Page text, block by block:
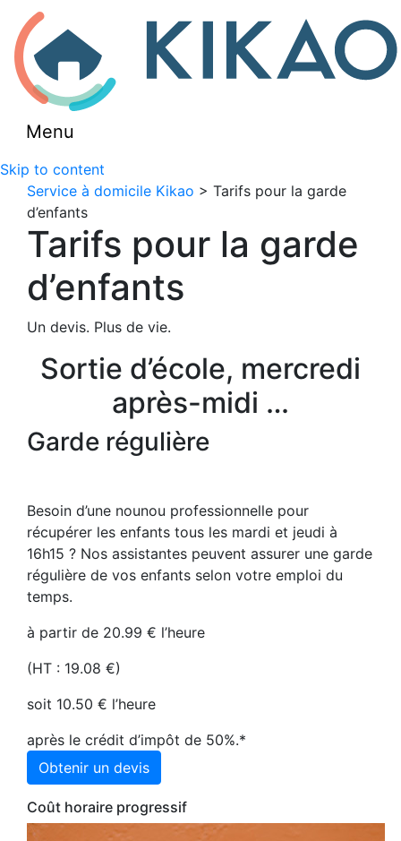
Menu
Skip to content
Service à domicile Kikao > Tarifs pour la garde
d’enfants
Tarifs pour la garde
d’enfants
Un devis. Plus de vie.
Sortie d’école, mercredi
après-midi …
Garde régulière
Besoin d’une nounou professionnelle pour
récupérer les enfants tous les mardi et jeudi à
16h15 ? Nos assistantes peuvent assurer une garde
régulière de vos enfants selon votre emploi du
temps.
à partir de 20.99 € l’heure
(HT : 19.08 €)
soit 10.50 € l’heure
après le crédit d’impôt de 50%.*
Obtenir un devis
Coût horaire progressif